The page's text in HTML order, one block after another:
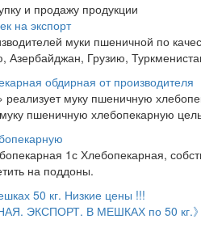
и продажу продукции
на экспорт
муки пшеничной по
Грузию,
обдирная от производителя
муку пшеничную
пшеничную хлебопекарную
1с Хлебопекарная,
на поддоны.
50 кг. Низкие цены !!!
ЭКСПОРТ. В МЕШКАХ по 50 кг.